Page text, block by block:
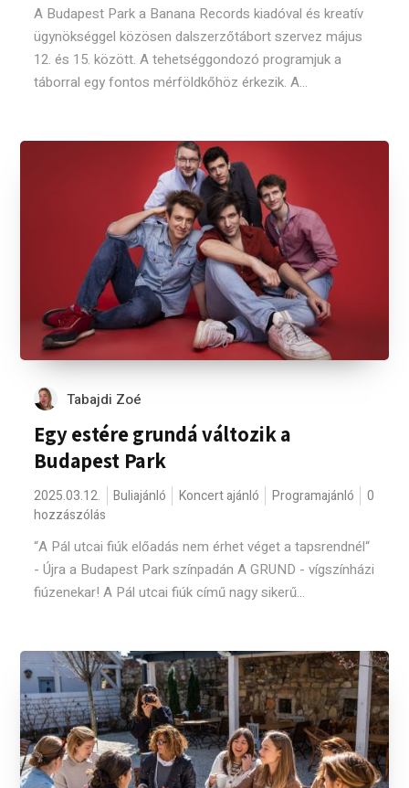
A Budapest Park a Banana Records kiadóval és kreatív
ügynökséggel közösen dalszerzőtábort szervez május
12. és 15. között. A tehetséggondozó programjuk a
táborral egy fontos mérföldkőhöz érkezik. A...
Tabajdi Zoé
Egy estére grundá változik a
Budapest Park
2025.03.12. Buliajánló Koncert ajánló Programajánló
0
hozzászólás
“A Pál utcai fiúk előadás nem érhet véget a tapsrendnél“
- Újra a Budapest Park színpadán A GRUND - vígszínházi
fiúzenekar! A Pál utcai fiúk című nagy sikerű...